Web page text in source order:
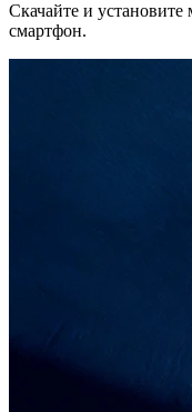
Скачайте и
смартфон.